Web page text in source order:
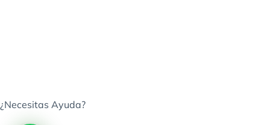
¿Necesitas Ayuda?